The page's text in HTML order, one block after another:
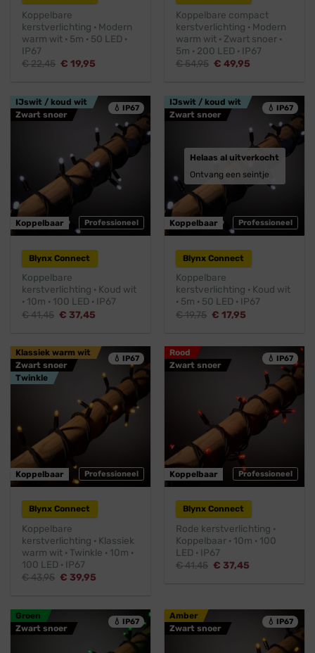
Koppelbare
kerstverlichting · Modern
warm wit · 5m · 50 LED ·
IP67
€22,45 Oorspronkelijke
€ 19,95
Koppelbare compact
kerstverlichting · Modern
warm wit · Zwart snoer ·
5m · 200 LED · IP67
€54,95 Oorspronkelijke
€ 49,95
💧 IP67
Professioneel
IJswit / koud wit
Zwart snoer
Koppelbaar
Blynx Connect
Koppelbare
kerstverlichting · Koud wit
· 10m · 100 LED · IP67
€41,45 Oorspronkelijke
€ 37,45
💧 IP67
Professioneel
IJswit / koud wit
Zwart snoer
Koppelbaar
Helaas al uitverkocht
Ontvang een seintje
Blynx Connect
Koppelbare
kerstverlichting · Koud wit
· 5m · 50 LED · IP67
€19,75 Oorspronkelijke
€ 17,95
💧 IP67
Professioneel
Klassiek warm wit
Zwart snoer
Twinkle
Koppelbaar
Blynx Connect
Koppelbare
kerstverlichting · Klassiek
warm wit · Twinkle · 10m ·
100 LED · IP67
€43,95 Oorspronkelijke
€ 39,95
💧 IP67
Rood
Zwart snoer
Professioneel
Koppelbaar
Blynx Connect
Rode kerstverlichting ·
Koppelbaar · 10m · 100
LED · IP67
€41,45 Oorspronkelijke
€ 37,45
💧 IP67
Groen
Zwart snoer
💧 IP67
Amber
Zwart snoer